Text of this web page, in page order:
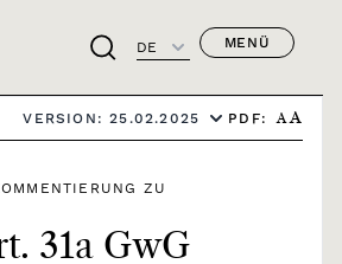
DE MENÜ
VERSION: 25.02.2025 PDF: A A
ZU
31a GwG